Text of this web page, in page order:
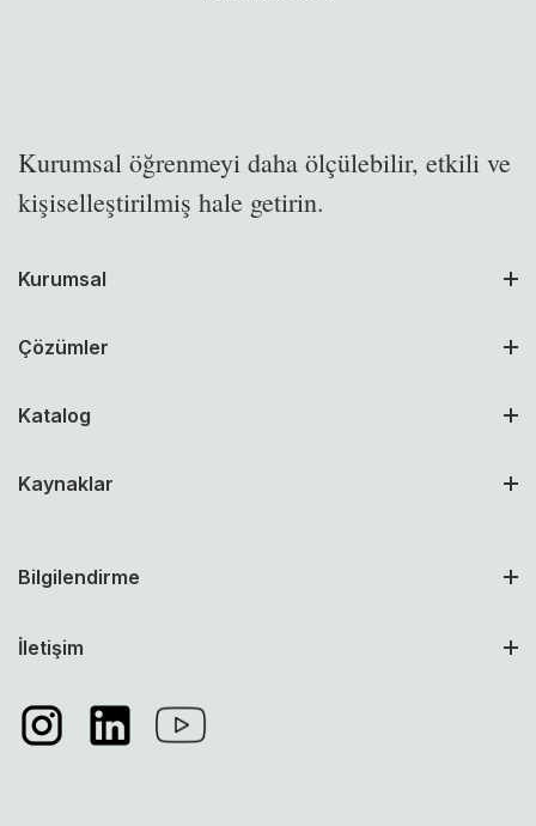
Kurumsal öğrenmeyi daha ölçülebilir, etkili ve
kişiselleştirilmiş hale getirin.
Kurumsal
Çözümler
Katalog
Kaynaklar
Bilgilendirme
İletişim